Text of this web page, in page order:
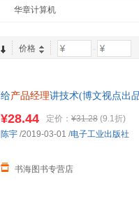
华章计算机
价格 -
给产品经理讲技术(博文视点出
¥28.44 定价： ¥31.28 (9.1折)
书海图书专营店
陈宇 /2019-03-01 /电子工业出版社